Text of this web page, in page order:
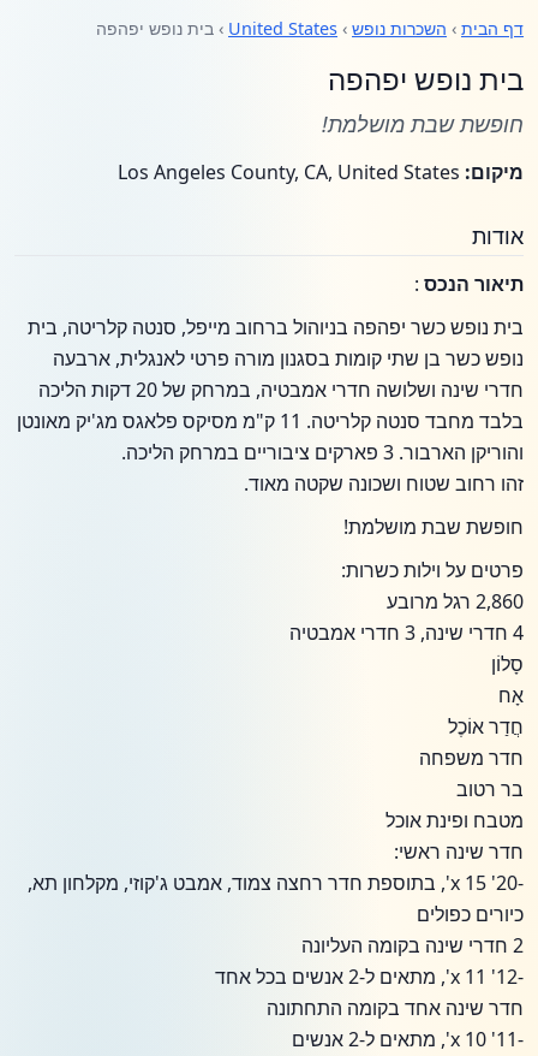
דף הבית › השכרות נופש ›
United States › בית נופש יפהפה
בית נופש יפהפה
חופשת שבת מושלמת!
מיקום:
אודות
תיאור הנכס :
בית נופש כשר יפהפה בניוהול ברחוב מייפל, סנטה קלריטה, בית
נופש כשר בן שתי קומות בסגנון מורה פרטי לאנגלית, ארבעה
חדרי שינה ושלושה חדרי אמבטיה, במרחק של 20 דקות הליכה
בלבד מחבד סנטה קלריטה. 11 ק"מ מסיקס פלאגס מג'יק מאונטן
והוריקן הארבור. 3 פארקים ציבוריים במרחק הליכה.
זהו רחוב שטוח ושכונה שקטה מאוד.
חופשת שבת מושלמת!
פרטים על וילות כשרות:
2,860 רגל מרובע
4 חדרי שינה, 3 חדרי אמבטיה
סָלוֹן
אָח
חֲדַר אוֹכֶל
חדר משפחה
בר רטוב
מטבח ופינת אוכל
חדר שינה ראשי:
-20' x 15', בתוספת חדר רחצה צמוד, אמבט ג'קוזי, מקלחון תא,
כיורים כפולים
2 חדרי שינה בקומה העליונה
-12' x 11', מתאים ל-2 אנשים בכל אחד
חדר שינה אחד בקומה התחתונה
-11' x 10', מתאים ל-2 אנשים